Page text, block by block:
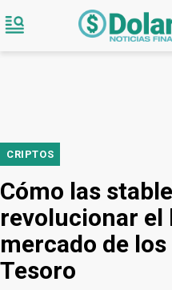
CRIPTOS
Cómo las
revolucionar el
mercado de
Tesoro